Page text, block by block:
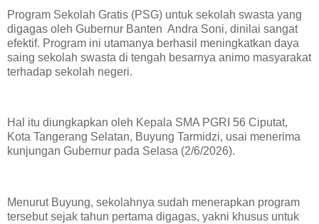
Program Sekolah Gratis (PSG) untuk sekolah swasta yang
digagas oleh Gubernur Banten Andra Soni, dinilai sangat
efektif. Program ini utamanya berhasil meningkatkan daya
saing sekolah swasta di tengah besarnya animo masyarakat
terhadap sekolah negeri.
​Hal itu diungkapkan oleh Kepala SMA PGRI 56 Ciputat,
Kota Tangerang Selatan, Buyung Tarmidzi, usai menerima
kunjungan Gubernur pada Selasa (2/6/2026).
​Menurut Buyung, sekolahnya sudah menerapkan program
tersebut sejak tahun pertama digagas, yakni khusus untuk